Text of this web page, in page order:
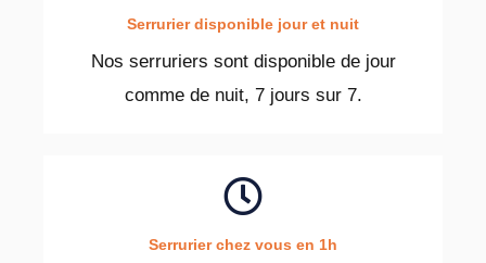
Serrurier disponible jour et nuit
Nos serruriers sont disponible de jour
comme de nuit, 7 jours sur 7.
Serrurier chez vous en 1h